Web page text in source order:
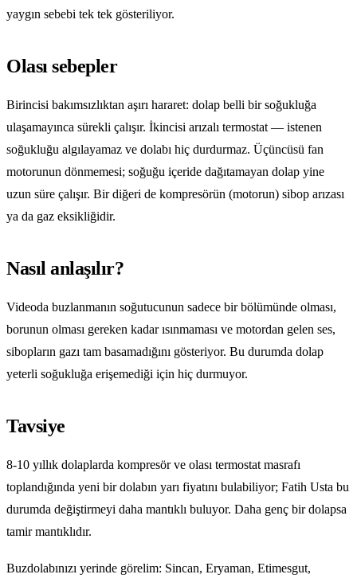
yaygın sebebi tek tek gösteriliyor.
Olası sebepler
Birincisi bakımsızlıktan aşırı hararet: dolap belli bir soğukluğa
ulaşamayınca sürekli çalışır. İkincisi arızalı termostat — istenen
soğukluğu algılayamaz ve dolabı hiç durdurmaz. Üçüncüsü fan
motorunun dönmemesi; soğuğu içeride dağıtamayan dolap yine
uzun süre çalışır. Bir diğeri de kompresörün (motorun) sibop arızası
ya da gaz eksikliğidir.
Nasıl anlaşılır?
Videoda buzlanmanın soğutucunun sadece bir bölümünde olması,
borunun olması gereken kadar ısınmaması ve motordan gelen ses,
sibopların gazı tam basamadığını gösteriyor. Bu durumda dolap
yeterli soğukluğa erişemediği için hiç durmuyor.
Tavsiye
8-10 yıllık dolaplarda kompresör ve olası termostat masrafı
toplandığında yeni bir dolabın yarı fiyatını bulabiliyor; Fatih Usta bu
durumda değiştirmeyi daha mantıklı buluyor. Daha genç bir dolapsa
tamir mantıklıdır.
Buzdolabınızı yerinde görelim: Sincan, Eryaman, Etimesgut,